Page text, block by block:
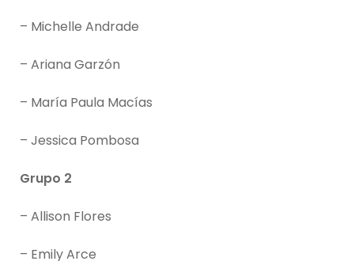
– Michelle Andrade
– Ariana Garzón
– María Paula Macías
– Jessica Pombosa
Grupo 2
– Allison Flores
– Emily Arce